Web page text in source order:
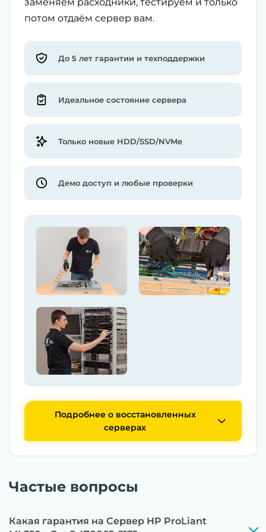
потом отдаём сервер вам.
До 5 лет гарантии и техподдержки
Идеальное состояние сервера
Только новые HDD/SSD/NVMe
Демо доступ и любые проверки
Подробнее о восстановленных
серверах
Частые вопросы
Какая гарантия на Сервер HP ProLiant